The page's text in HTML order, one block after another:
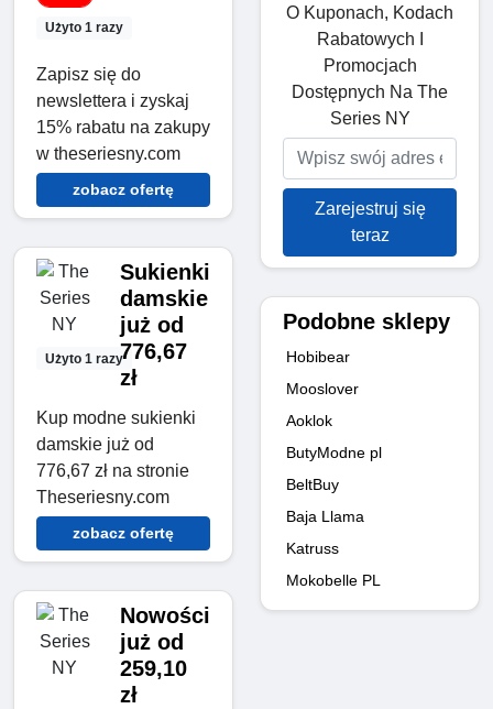
Użyto 1 razy
Zapisz się do
newslettera i zyskaj
15% rabatu na zakupy
w theseriesny.com
zobacz ofertę
Użyto 1 razy
Sukienki
damskie
już od
776,67
zł
Kup modne sukienki
damskie już od
776,67 zł na stronie
Theseriesny.com
zobacz ofertę
Nowości
już od
259,10
zł
O Kuponach, Kodach
Rabatowych I
Promocjach
Dostępnych Na The
Series NY
Zarejestruj się
teraz
Podobne sklepy
Hobibear
Mooslover
Aoklok
ButyModne pl
BeltBuy
Baja Llama
Katruss
Mokobelle PL